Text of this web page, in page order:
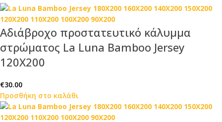
Αδιάβροχο προστατευτικό κάλυμμα
στρώματος La Luna Bamboo Jersey
120Χ200
€30.00
Προσθήκη στο καλάθι